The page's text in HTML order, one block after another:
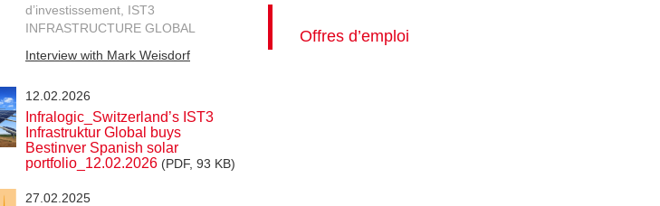
d’investissement, IST3
INFRASTRUCTURE GLOBAL
Interview with Mark Weisdorf
12.02.2026
Infralogic_Switzerland’s IST3
Infrastruktur Global buys
Bestinver Spanish solar
portfolio_12.02.2026 (PDF, 93 KB)
27.02.2025
Offres d’emploi